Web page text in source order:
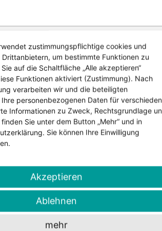
zustimmungspflichtige cookies und
um bestimmte Funktionen zu
auf die Schaltfläche „Alle akzeptieren“
Funktionen aktiviert (Zustimmung). Nach
verarbeiten wir und die beteiligten
personenbezogenen Daten für
Informationen zu Zweck, Rechtsgrundlage
Sie unter dem Button „Mehr“ und in
Sie können Ihre Einwilligung
Akzeptieren
Ablehnen
mehr